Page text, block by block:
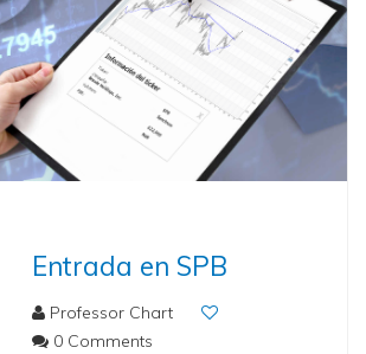
Entrada en SPB
Professor Chart
0 Comments